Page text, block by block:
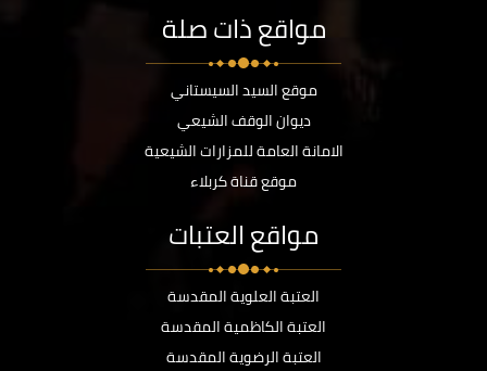
مواقع ذات صلة
موقع السيد السيستاني
ديوان الوقف الشيعي
الامانة العامة للمزارات الشيعية
موقع قناة كربلاء
مواقع العتبات
العتبة العلوية المقدسة
العتبة الكاظمية المقدسة
العتبة الرضوية المقدسة